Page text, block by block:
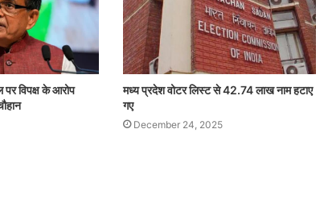
विपक्ष के आरोप
मध्य प्रदेश वोटर लिस्ट से 42.74 लाख नाम हटाए
गए
December 24, 2025